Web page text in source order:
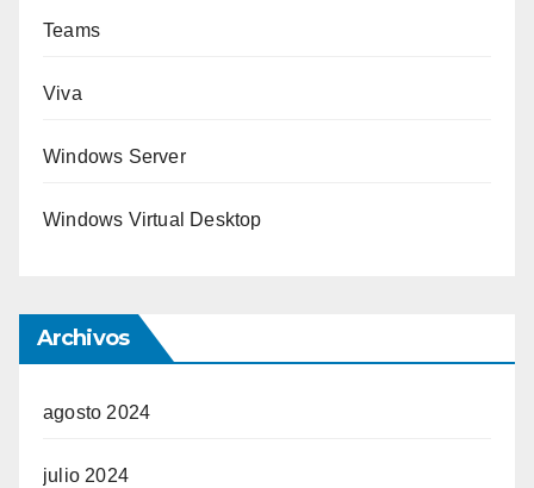
Teams
Viva
Windows Server
Windows Virtual Desktop
Archivos
agosto 2024
julio 2024